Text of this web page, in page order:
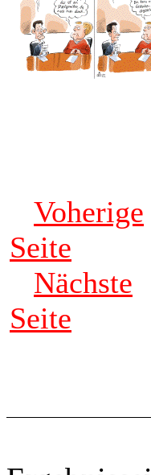
Voherige
Seite
Nächste
Seite